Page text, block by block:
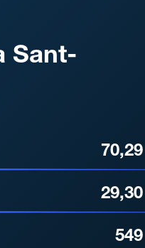
Sant-
70,29
29,30
549